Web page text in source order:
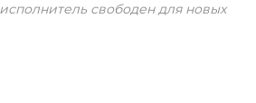
свободен для новых